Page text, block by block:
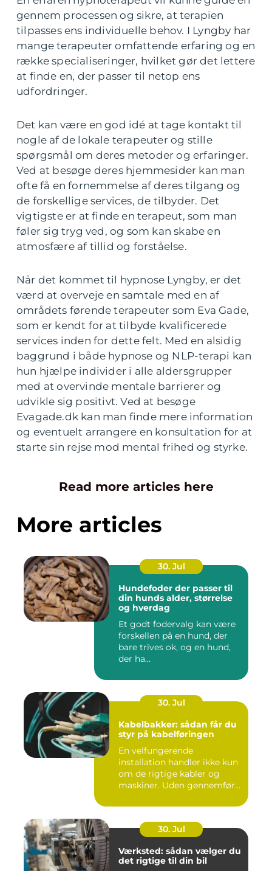
gennem processen og sikre, at terapien
tilpasses ens individuelle behov. I Lyngby har
mange terapeuter omfattende erfaring og en
række specialiseringer, hvilket gør det lettere
at finde en, der passer til netop ens
udfordringer.
Det kan være en god idé at tage kontakt til
nogle af de lokale terapeuter og stille
spørgsmål om deres metoder og erfaringer.
Ved at besøge deres hjemmesider kan man
ofte få en fornemmelse af deres tilgang og
de forskellige services, de tilbyder. Det
vigtigste er at finde en terapeut, som man
føler sig tryg ved, og som kan skabe en
atmosfære af tillid og forståelse.
Når det kommet til hypnose Lyngby, er det
værd at overveje en samtale med en af
områdets førende terapeuter som Eva Gade,
som er kendt for at tilbyde kvalificerede
services inden for dette felt. Med en alsidig
baggrund i både hypnose og NLP-terapi kan
hun hjælpe individer i alle aldersgrupper
med at overvinde mentale barrierer og
udvikle sig positivt. Ved at besøge
Evagade.dk kan man finde mere information
og eventuelt arrangere en konsultation for at
starte sin rejse mod mental frihed og styrke.
Read more articles here
More articles
30. Jul
Hundefoder der passer til
din hunds alder, størrelse
og hverdag
Et godt fodervalg kan være
forskellen på en hund, der
bare trives ok, og en hund,
der ha...
30. Jul
Kabelbakker: sådan får du
styr på kabelføringen
En velfungerende
installation handler ikke kun
om de rigtige kabler og
maskiner. Uden gennemført
30. Jul
Værksted: sådan vælger du
det rigtige til din bil